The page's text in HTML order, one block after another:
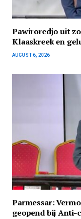
Pawiroredjo uit
Klaaskreek en
AUGUST 6, 2026
Parmessar:
geopend bij Anti-